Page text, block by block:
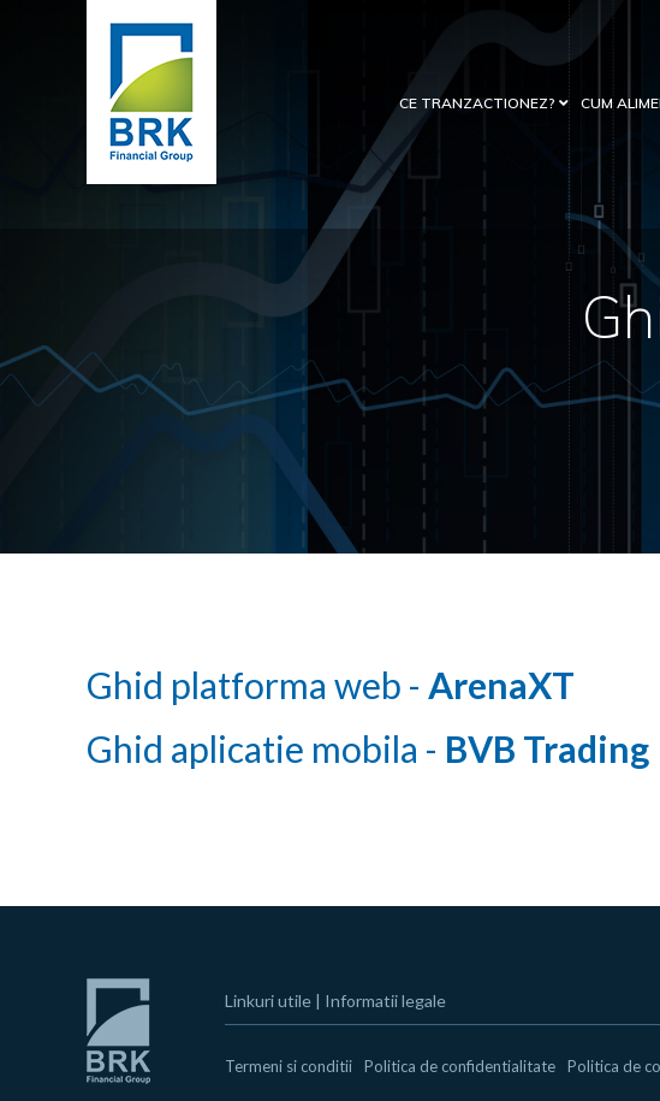
CE TRANZACTIONEZ? CUM
Ghid platforma web - ArenaXT
Ghid aplicatie mobila - BVB Trading
Linkuri utile | Informatii legale
Termeni si conditii Politica de confidentialitate Politica de